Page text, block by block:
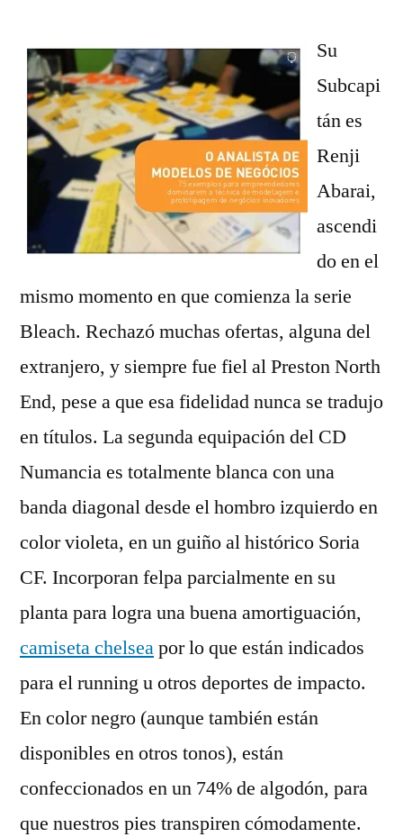
Su
Subcapi
tán es
Renji
Abarai,
ascendi
do en el
mismo momento en que comienza la serie
Bleach. Rechazó muchas ofertas, alguna del
extranjero, y siempre fue fiel al Preston North
End, pese a que esa fidelidad nunca se tradujo
en títulos. La segunda equipación del CD
Numancia es totalmente blanca con una
banda diagonal desde el hombro izquierdo en
color violeta, en un guiño al histórico Soria
CF. Incorporan felpa parcialmente en su
planta para logra una buena amortiguación,
camiseta chelseapor lo que están indicados
para el running u otros deportes de impacto.
En color negro (aunque también están
disponibles en otros tonos), están
confeccionados en un 74% de algodón, para
que nuestros pies transpiren cómodamente.